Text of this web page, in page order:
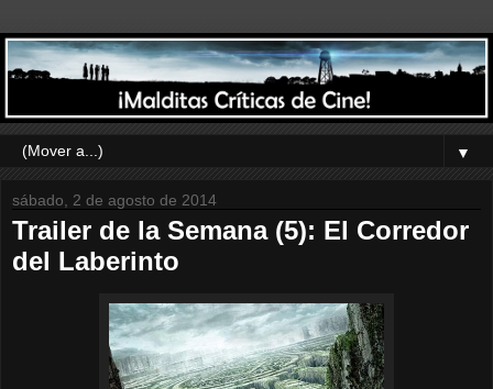
▼
sábado, 2 de agosto de 2014
Trailer de la Semana (5): El Corredor
del Laberinto